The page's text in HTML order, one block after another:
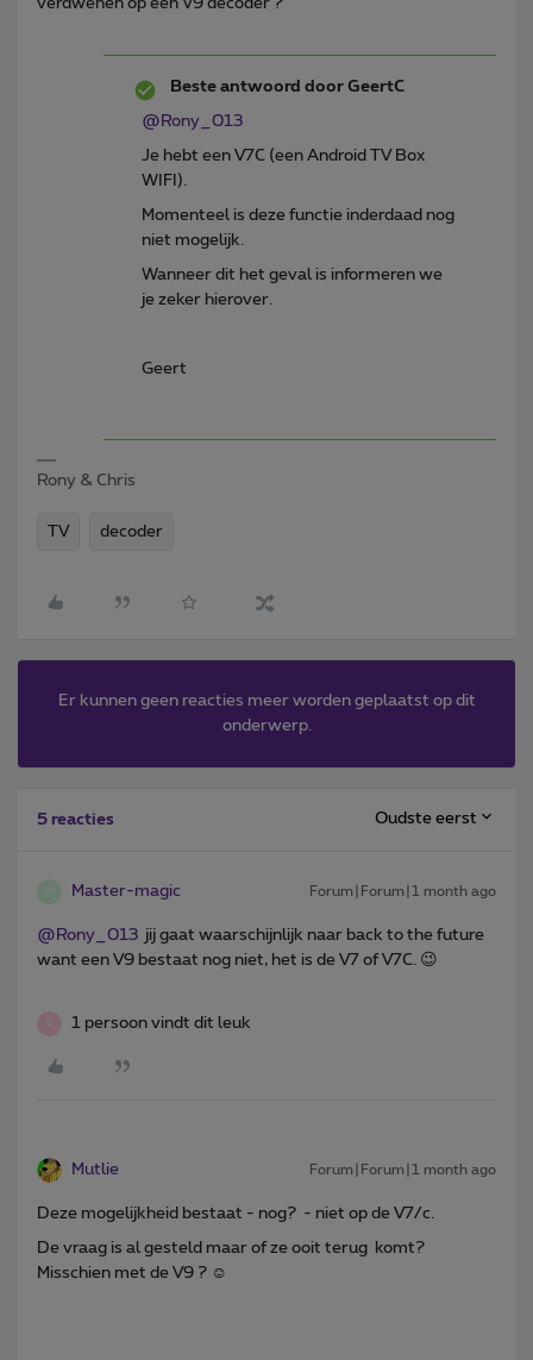
Beste antwoord door GeertC
@Rony_013
Je hebt een V7C (een Android TV Box
WIFI).
Momenteel is deze functie inderdaad nog
niet mogelijk.
Wanneer dit het geval is informeren we
je zeker hierover.
Geert
Rony & Chris
TV decoder
Er kunnen geen reacties meer worden geplaatst op dit
onderwerp.
5 reacties Oudste eerst
Master-magic Forum|Forum|1 month ago
@Rony_013 jij gaat waarschijnlijk naar back to the future
want een V9 bestaat nog niet, het is de V7 of V7C. 😉
1 persoon vindt dit leuk
Mutlie Forum|Forum|1 month ago
Deze mogelijkheid bestaat - nog? - niet op de V7/c.
De vraag is al gesteld maar of ze ooit terug komt?
Misschien met de V9 ? ☺️